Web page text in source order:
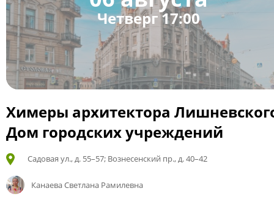
Четверг 17:00
Химеры архитектора
Дом городских учреждений
Садовая ул., д. 55–57; Вознесенский пр., д. 40–42
Канаева Светлана Рамилевна